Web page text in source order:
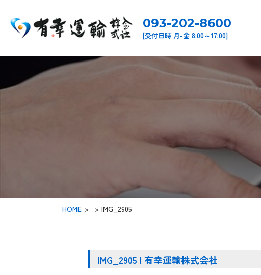
093-202-8600
[受付日時 月-金 8:00～17:00]
HOME > IMG_2905
IMG_2905 | 有幸運輸株式会社